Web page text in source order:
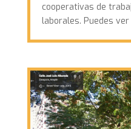
cooperativas de
laborales. Puedes